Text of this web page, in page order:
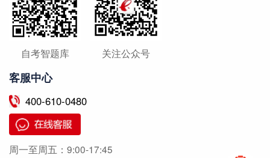
自考智题库 关注公众号
客服中心
400-610-0480
周一至周五： 9:00-17:45